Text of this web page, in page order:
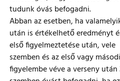
tudunk óvás befogadni.
Abban az esetben, ha
után is értékelhető eredményt
első figyelmeztetése után, vele
szemben és az első vagy
figyelembe véve a verseny